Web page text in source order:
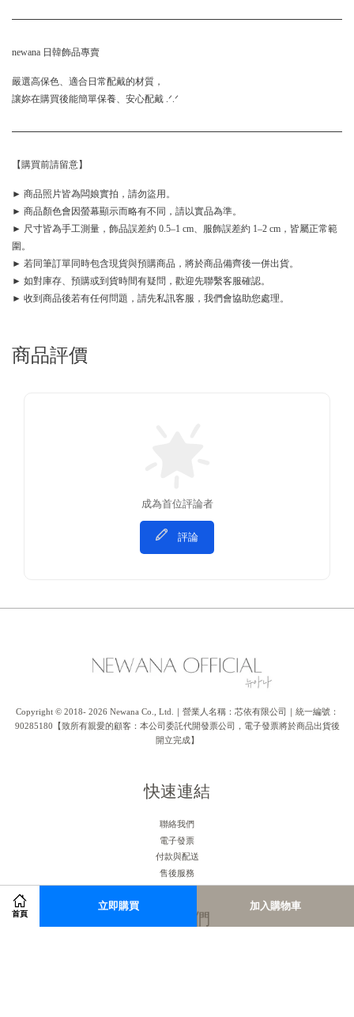
首頁
立即購買 加入購物車
newana 日韓飾品專賣
嚴選高保色、適合日常配戴的材質，
讓妳在購買後能簡單保養、安心配戴 .ᐟ.ᐟ
【購買前請留意】
► 商品照片皆為闆娘實拍，請勿盜用。
► 商品顏色會因螢幕顯示而略有不同，請以實品為準。
► 尺寸皆為手工測量，飾品誤差約 0.5–1 cm、服飾誤差約 1–2 cm，皆屬正常範
圍。
► 若同筆訂單同時包含現貨與預購商品，將於商品備齊後一併出貨。
► 如對庫存、預購或到貨時間有疑問，歡迎先聯繫客服確認。
► 收到商品後若有任何問題，請先私訊客服，我們會協助您處理。
商品評價
成為首位評論者
評論
Copyright © 2018- 2026 Newana Co., Ltd.｜營業人名稱：芯依有限公司｜統一編號：
90285180【致所有親愛的顧客：本公司委託代開發票公司，電子發票將於商品出貨後
開立完成】
快速連結
聯絡我們
電子發票
付款與配送
售後服務
關注我們